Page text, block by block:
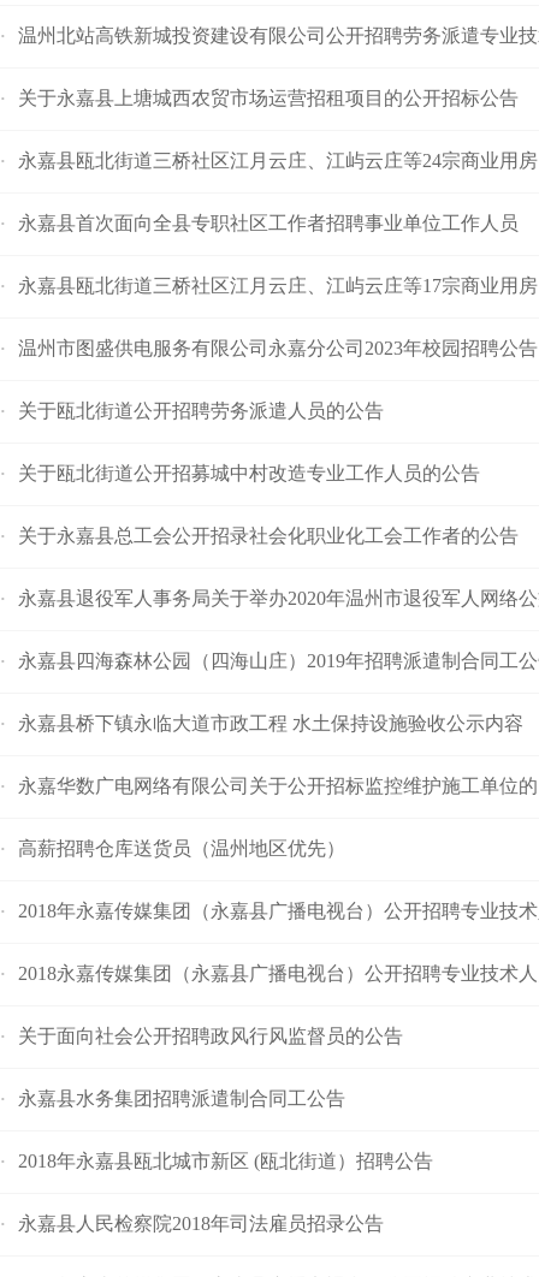
· 温州北站高铁新城投资建设有限公司公开招聘劳务派遣专业
· 关于永嘉县上塘城西农贸市场运营招租项目的公开招标公告
· 永嘉县瓯北街道三桥社区江月云庄、江屿云庄等24宗商业用
· 永嘉县首次面向全县专职社区工作者招聘事业单位工作人员
· 永嘉县瓯北街道三桥社区江月云庄、江屿云庄等17宗商业用
· 温州市图盛供电服务有限公司永嘉分公司2023年校园招聘公告
· 关于瓯北街道公开招聘劳务派遣人员的公告
· 关于瓯北街道公开招募城中村改造专业工作人员的公告
· 关于永嘉县总工会公开招录社会化职业化工会工作者的公告
· 永嘉县退役军人事务局关于举办2020年温州市退役军人网络
· 永嘉县四海森林公园（四海山庄）2019年招聘派遣制合同工
· 永嘉县桥下镇永临大道市政工程 水土保持设施验收公示内容
· 永嘉华数广电网络有限公司关于公开招标监控维护施工单位
· 高薪招聘仓库送货员（温州地区优先）
· 2018年永嘉传媒集团（永嘉县广播电视台）公开招聘专业技
· 2018永嘉传媒集团（永嘉县广播电视台）公开招聘专业技术
· 关于面向社会公开招聘政风行风监督员的公告
· 永嘉县水务集团招聘派遣制合同工公告
· 2018年永嘉县瓯北城市新区 (瓯北街道）招聘公告
· 永嘉县人民检察院2018年司法雇员招录公告